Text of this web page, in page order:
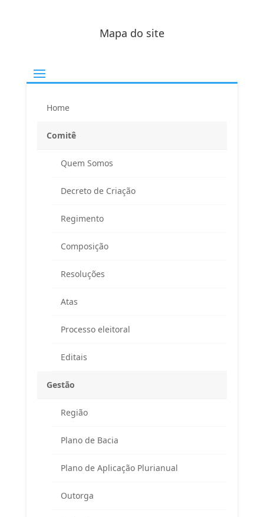
Mapa do site
Home
Comitê
Quem Somos
Decreto de Criação
Regimento
Composição
Resoluções
Atas
Processo eleitoral
Editais
Gestão
Região
Plano de Bacia
Plano de Aplicação Plurianual
Outorga
Atendimento ao Público / Correspondências
Fazenda Caxias – Seropédica/RJ – CEP 23895-265